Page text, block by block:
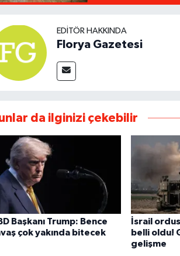
EDITÖR HAKKINDA
Florya Gazetesi
da ilginizi çekebilir
Başkanı Trump: Bence
çok yakında bitecek
İsrail
belli oldu!
gelişme